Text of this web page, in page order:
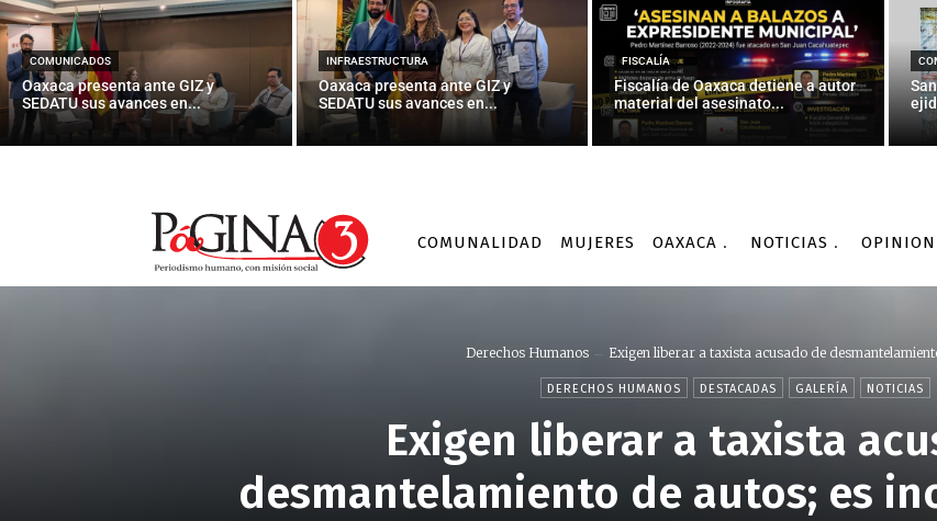
COMUNICADOS
Oaxaca presenta ante GIZ y
SEDATU sus avances en...
INFRAESTRUCTURA
Oaxaca presenta ante GIZ y
SEDATU sus avances en...
FISCALÍA
Fiscalía de Oaxaca detiene a autor
material del asesinato...
COMUNALIDAD MUJERES OAXACA NOTICIAS
Derechos Humanos Exigen liberar a taxista acusado de
DERECHOS HUMANOS DESTACADAS GALERÍA NOTICIAS
Exigen liberar a taxista
desmantelamiento de autos; es